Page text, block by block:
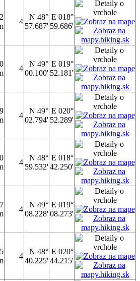
4
N 48°
57.687'
E 018°
59.686'
4
N 49°
00.100'
E 019°
52.181'
4
N 49°
02.794'
E 020°
52.289'
4
N 48°
59.532'
E 018°
42.250'
4
N 49°
08.228'
E 019°
08.273'
4
N 48°
40.225'
E 020°
44.215'